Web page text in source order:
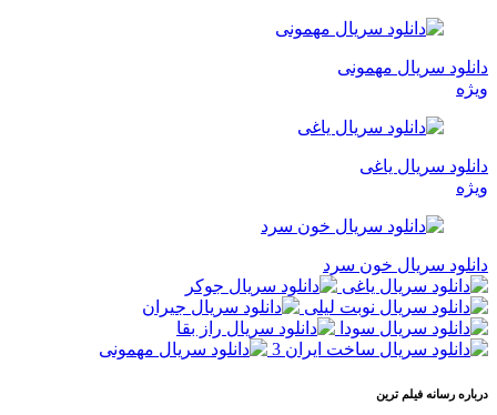
دانلود سریال مهمونی
ویژه
دانلود سریال یاغی
ویژه
دانلود سریال خون سرد
درباره رسانه فيلم ترين